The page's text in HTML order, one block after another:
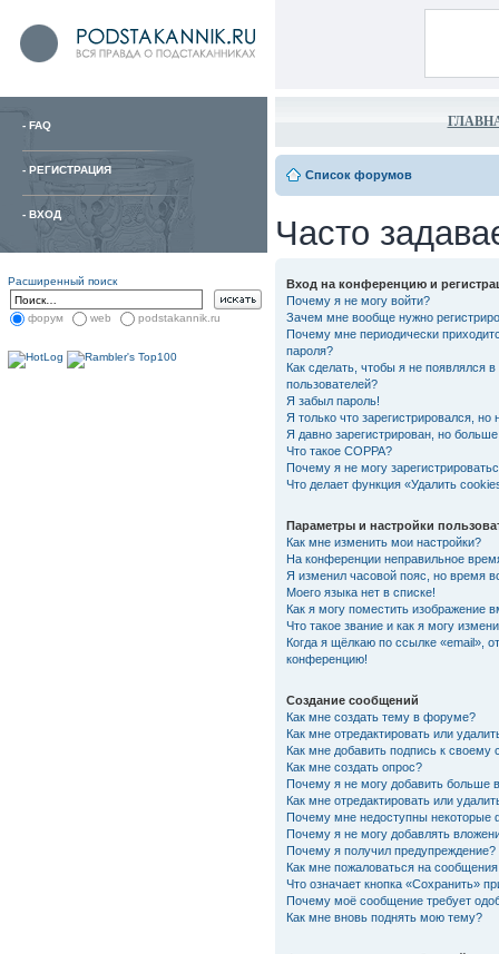
- FAQ
- РЕГИСТРАЦИЯ
- ВХОД
Расширенный поиск
форум web podstakannik.ru
Список форумов
Часто
Вход на конференцию и
Почему я не могу войти?
Зачем мне вообще нужно
Почему мне периодически
пароля?
Как сделать, чтобы я не появлялся
пользователей?
Я забыл пароль!
Я только что зарегистрировался, но
Я давно зарегистрирован, но
Что такое COPPA?
Почему я не могу
Что делает функция «Удалить
Параметры и настройки
Как мне изменить мои настройки?
На конференции неправильное
Я изменил часовой пояс, но время
Моего языка нет в списке!
Как я могу поместить изображение
Что такое звание и как я могу
Когда я щёлкаю по ссылке «email»,
конференцию!
Создание сообщений
Как мне создать тему в форуме?
Как мне отредактировать или
Как мне добавить подпись к своему
Как мне создать опрос?
Почему я не могу добавить больше
Как мне отредактировать или
Почему мне недоступны некоторые
Почему я не могу добавлять
Почему я получил предупреждение?
Как мне пожаловаться на
Что означает кнопка «Сохранить»
Почему моё сообщение требует
Как мне вновь поднять мою тему?